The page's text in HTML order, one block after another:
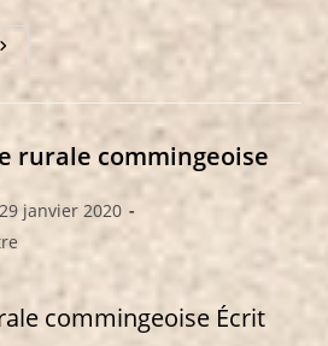
24
Paysans
Du
rurale commingeoise
:
29 janvier 2020
commingeoise Écrit